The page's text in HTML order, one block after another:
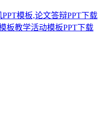
模板,论文答辩PPT下载